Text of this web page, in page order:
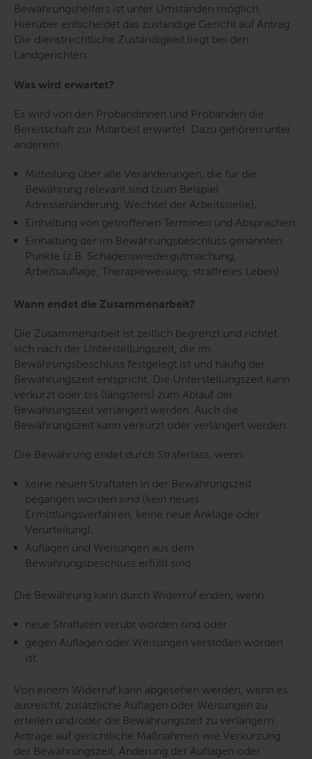
Bewährungshelfers ist unter Umständen möglich.
Hierüber entscheidet das zuständige Gericht auf Antrag.
Die dienstrechtliche Zuständigkeit liegt bei den
Landgerichten.
Was wird erwartet?
Es wird von den Probandinnen und Probanden die
Bereitschaft zur Mitarbeit erwartet. Dazu gehören unter
anderem:
Mitteilung über alle Veränderungen, die für die
Bewährung relevant sind (zum Beispiel
Adressenänderung, Wechsel der Arbeitsstelle);
Einhaltung von getroffenen Terminen und Absprachen;
Einhaltung der im Bewährungsbeschluss genannten
Punkte (z.B. Schadenswiedergutmachung,
Arbeitsauflage, Therapieweisung, straffreies Leben).
Wann endet die Zusammenarbeit?
Die Zusammenarbeit ist zeitlich begrenzt und richtet
sich nach der Unterstellungszeit, die im
Bewährungsbeschluss festgelegt ist und häufig der
Bewährungszeit entspricht. Die Unterstellungszeit kann
verkürzt oder bis (längstens) zum Ablauf der
Bewährungszeit verlängert werden. Auch die
Bewährungszeit kann verkürzt oder verlängert werden.
Die Bewährung endet durch Straferlass, wenn
keine neuen Straftaten in der Bewährungszeit
begangen worden sind (kein neues
Ermittlungsverfahren, keine neue Anklage oder
Verurteilung);
Auflagen und Weisungen aus dem
Bewährungsbeschluss erfüllt sind.
Die Bewährung kann durch Widerruf enden, wenn
neue Straftaten verübt worden sind oder
gegen Auflagen oder Weisungen verstoßen worden
ist.
Von einem Widerruf kann abgesehen werden, wenn es
ausreicht, zusätzliche Auflagen oder Weisungen zu
erteilen und/oder die Bewährungszeit zu verlängern.
Anträge auf gerichtliche Maßnahmen wie Verkürzung
der Bewährungszeit, Änderung der Auflagen oder